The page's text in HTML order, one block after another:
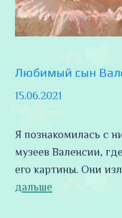
Любимый сын
15.06.2021
Я познакомилась с
музеев Валенсии,
его картины. Они
дальше